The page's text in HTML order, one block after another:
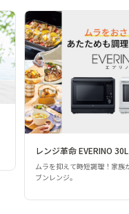
レンジ革命 EVERINO 30L
ムラを抑えて時短調理！家族
ブンレンジ。